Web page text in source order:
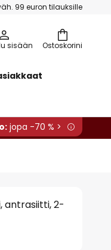
99 euron tilauksille
Ostoskorini
sisään
jopa -70 % >
antrasiitti, 2-